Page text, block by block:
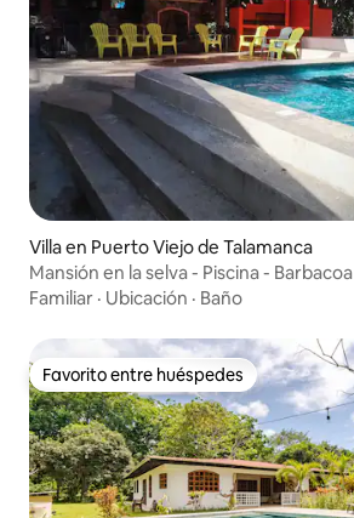
Villa en Puerto Viejo de Talamanca
Mansión en la selva - Piscina - Barbacoa
Familiar · Ubicación · Baño
Favorito entre huéspedes
Favorito entre huéspedes